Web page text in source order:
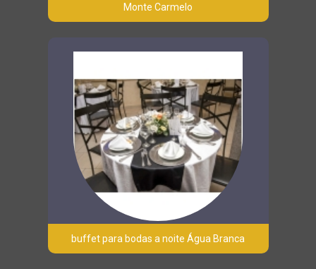
Monte Carmelo
buffet para bodas a noite Água Branca